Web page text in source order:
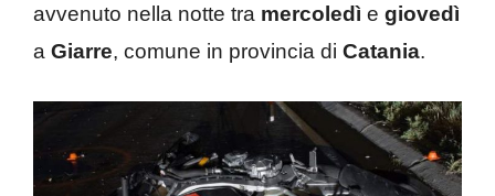
avvenuto nella notte tra mercoledì e giovedì
a Giarre, comune in provincia di Catania.